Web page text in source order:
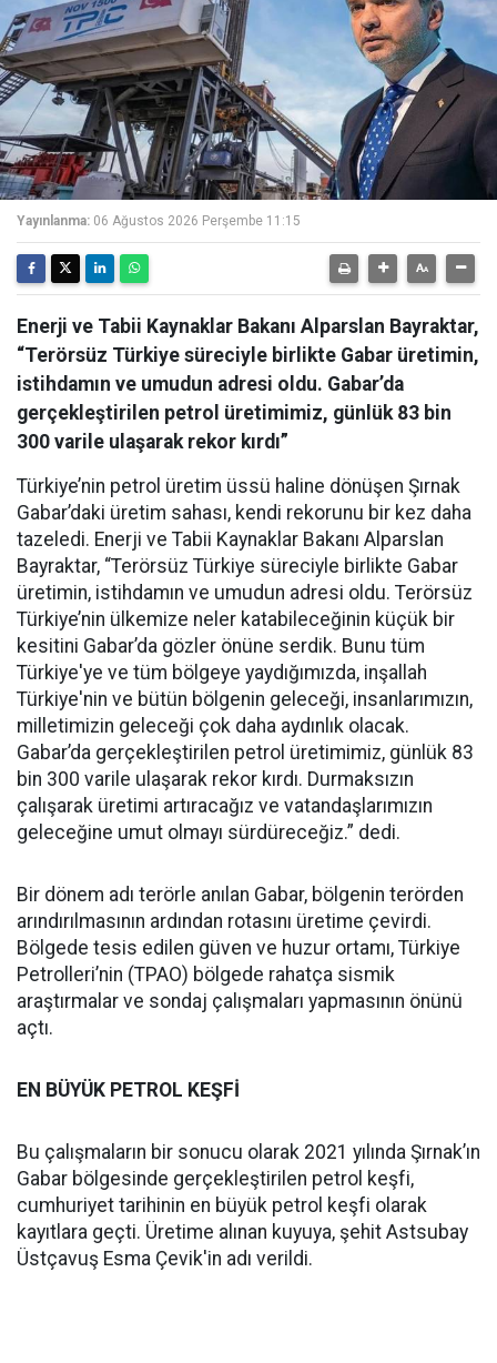
Yayınlanma: 06 Ağustos 2026 Perşembe 11:15
Enerji ve Tabii Kaynaklar Bakanı Alparslan Bayraktar,
“Terörsüz Türkiye süreciyle birlikte Gabar üretimin,
istihdamın ve umudun adresi oldu. Gabar’da
gerçekleştirilen petrol üretimimiz, günlük 83 bin
300 varile ulaşarak rekor kırdı”
Türkiye’nin petrol üretim üssü haline dönüşen Şırnak
Gabar’daki üretim sahası, kendi rekorunu bir kez daha
tazeledi. Enerji ve Tabii Kaynaklar Bakanı Alparslan
Bayraktar, “Terörsüz Türkiye süreciyle birlikte Gabar
üretimin, istihdamın ve umudun adresi oldu. Terörsüz
Türkiye’nin ülkemize neler katabileceğinin küçük bir
kesitini Gabar’da gözler önüne serdik. Bunu tüm
Türkiye'ye ve tüm bölgeye yaydığımızda, inşallah
Türkiye'nin ve bütün bölgenin geleceği, insanlarımızın,
milletimizin geleceği çok daha aydınlık olacak.
Gabar’da gerçekleştirilen petrol üretimimiz, günlük 83
bin 300 varile ulaşarak rekor kırdı. Durmaksızın
çalışarak üretimi artıracağız ve vatandaşlarımızın
geleceğine umut olmayı sürdüreceğiz.” dedi.
Bir dönem adı terörle anılan Gabar, bölgenin terörden
arındırılmasının ardından rotasını üretime çevirdi.
Bölgede tesis edilen güven ve huzur ortamı, Türkiye
Petrolleri’nin (TPAO) bölgede rahatça sismik
araştırmalar ve sondaj çalışmaları yapmasının önünü
açtı.
EN BÜYÜK PETROL KEŞFİ
Bu çalışmaların bir sonucu olarak 2021 yılında Şırnak’ın
Gabar bölgesinde gerçekleştirilen petrol keşfi,
cumhuriyet tarihinin en büyük petrol keşfi olarak
kayıtlara geçti. Üretime alınan kuyuya, şehit Astsubay
Üstçavuş Esma Çevik'in adı verildi.